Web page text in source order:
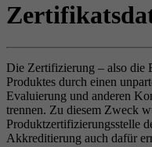
Die Zertifizierung – also die
Produktes durch einen
Evaluierung und anderen
trennen. Zu diesem Zweck
Produktzertifizierungsstelle
Akkreditierung auch dafür